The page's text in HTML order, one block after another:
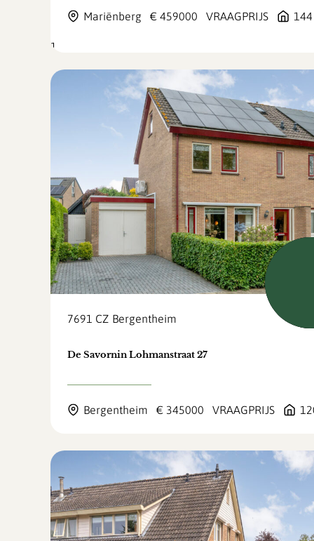
Mariënberg € 459000 VRAAGPRIJS
1
7691 CZ Bergentheim
De Savornin Lohmanstraat 27
Bergentheim € 345000 VRAAGPRIJS